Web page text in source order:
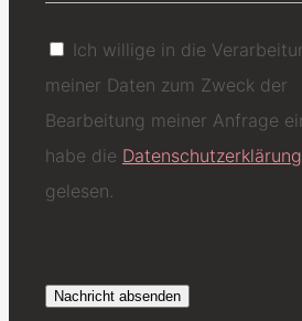
Ich willige in die
meiner Daten zum Zweck der
Bearbeitung meiner Anfrage
habe die Datenschutzerklärung
gelesen.